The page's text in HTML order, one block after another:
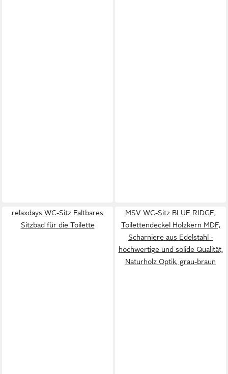
relaxdays WC-Sitz Faltbares
Sitzbad für die Toilette
MSV WC-Sitz BLUE RIDGE,
Toilettendeckel Holzkern MDF,
Scharniere aus Edelstahl -
hochwertige und solide Qualität,
Naturholz Optik, grau-braun